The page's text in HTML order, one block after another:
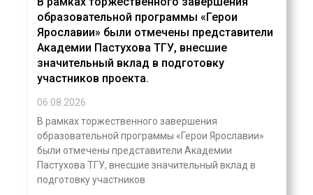
образовательной программы «Герои
Ярославии» были отмечены представители
Академии Пастухова ТГУ, внесшие
значительный вклад в подготовку
участников проекта.
06.08.2026
В рамках торжественного завершения
образовательной программы «Герои Ярославии»
были отмечены представители Академии
Пастухова ТГУ, внесшие значительный вклад в
подготовку участников